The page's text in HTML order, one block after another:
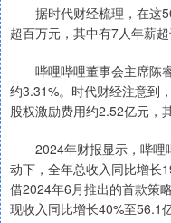
据时代财经梳理，在这
超百万元，其中有7人年薪超
哔哩哔哩董事会主席陈
约3.31%。时代财经注意到
股权激励费用约2.52亿元，
2024年财报显示，哔哩
动下，全年总收入同比增长
借2024年6月推出的首款策
现收入同比增长40%至56.1亿